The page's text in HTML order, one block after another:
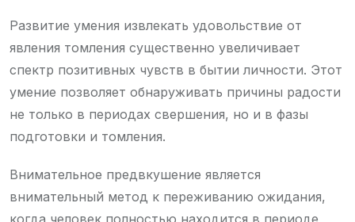
Развитие умения извлекать удовольствие от
явления томления существенно увеличивает
спектр позитивных чувств в бытии личности. Этот
умение позволяет обнаруживать причины радости
не только в периодах свершения, но и в фазы
подготовки и томления.
Внимательное предвкушение является
внимательный метод к переживанию ожидания,
когда человек полностью находится в периоде